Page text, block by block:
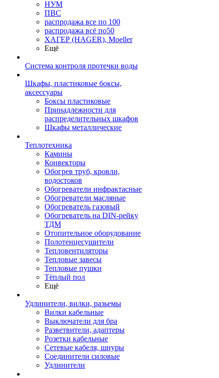
НУМ
ПВС
распродажа все по 100
распродажа всё по50
ХАГЕР (HAGER), Moeller
Ещё
Система контроля протечки воды
Шкафы, пластиковые боксы,
аксессуары
Боксы пластиковые
Принадлежности для
распределительных шкафов
Шкафы металлические
Теплотехника
Камины
Конвекторы
Обогрев труб, кровли,
водостоков
Обогреватели инфрактасные
Обогреватели масляные
Обогреватель газовый
Обогреватель на DIN-рейку
ТДМ
Отопительное оборудование
Полотенцесушители
Тепловентиляторы
Тепловые завесы
Тепловые пушки
Тёплый пол
Ещё
Удлинители, вилки, разьемы
Вилки кабельные
Выключатели для бра
Разветвители, адаптеры
Розетки кабельные
Сетевые кабеля, шнуры
Соединители силовые
Удлинители